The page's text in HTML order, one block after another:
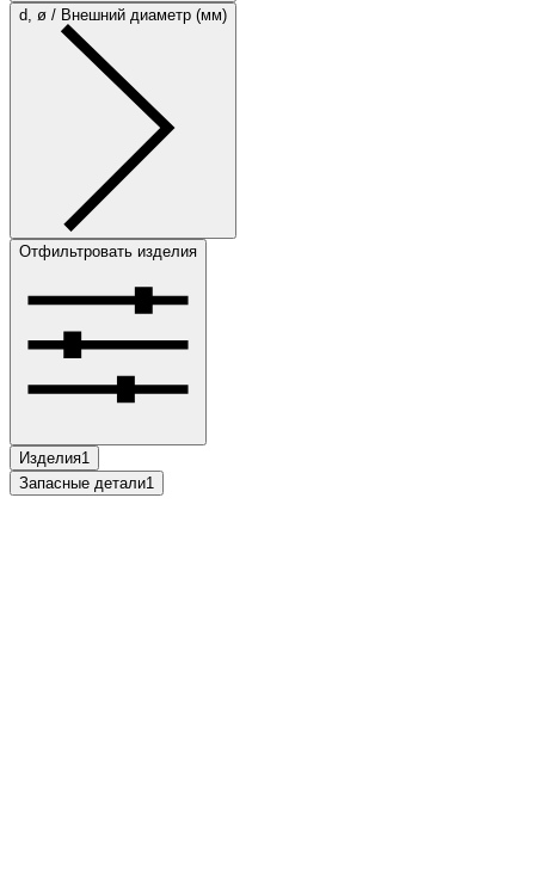
d, ø / Внешний диаметр (мм)
Отфильтровать изделия
Изделия1
Запасные детали1